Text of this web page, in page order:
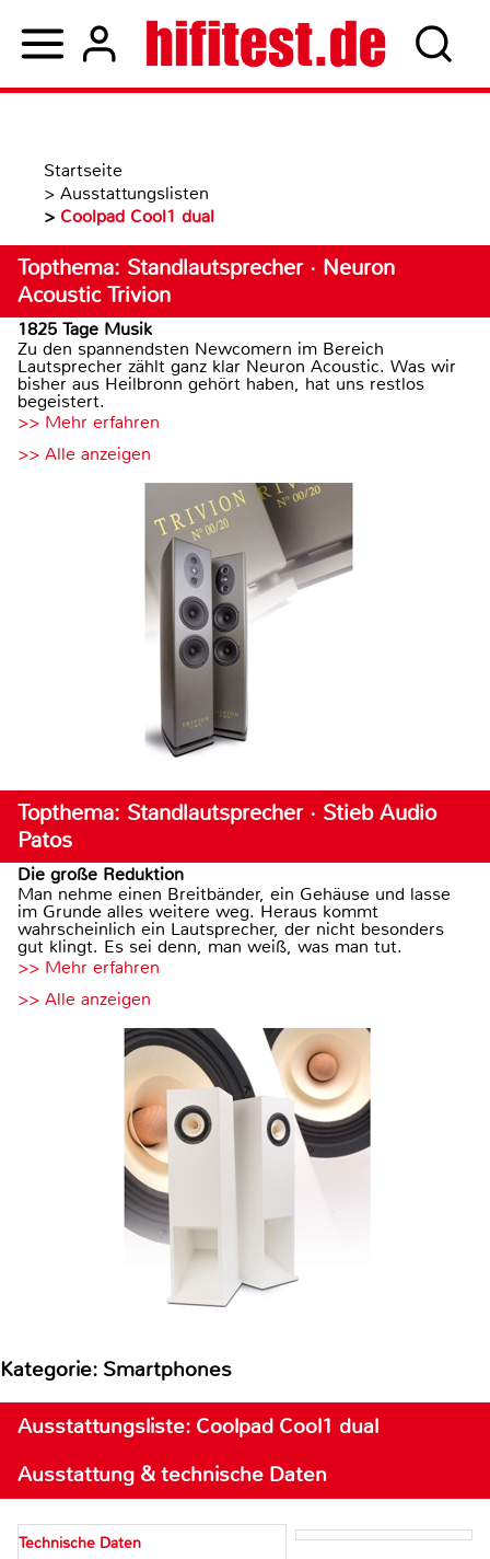
Startseite
> Ausstattungslisten
> Coolpad Cool1 dual
Topthema: Standlautsprecher · Neuron
Acoustic Trivion
1825 Tage Musik
Zu den spannendsten Newcomern im Bereich
Lautsprecher zählt ganz klar Neuron Acoustic. Was wir
bisher aus Heilbronn gehört haben, hat uns restlos
begeistert.
>> Mehr erfahren
>> Alle anzeigen
Topthema: Standlautsprecher · Stieb Audio
Patos
Die große Reduktion
Man nehme einen Breitbänder, ein Gehäuse und lasse
im Grunde alles weitere weg. Heraus kommt
wahrscheinlich ein Lautsprecher, der nicht besonders
gut klingt. Es sei denn, man weiß, was man tut.
>> Mehr erfahren
>> Alle anzeigen
Kategorie: Smartphones
Ausstattungsliste: Coolpad Cool1 dual
Ausstattung & technische Daten
Technische Daten